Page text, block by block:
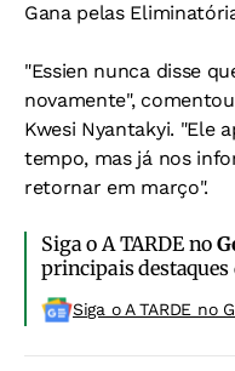
Gana pelas
"Essien nunca disse
novamente",
Kwesi Nyantakyi. "Ele
tempo, mas já nos
retornar em março".
Siga o A TARDE no
principais destaques
Siga o A TARDE no